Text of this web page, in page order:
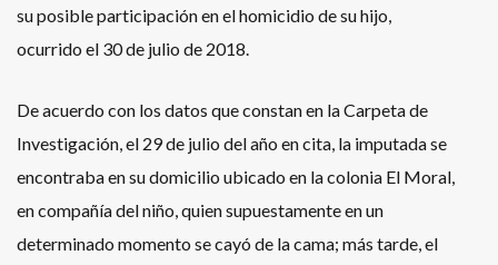
su posible participación en el homicidio de su hijo,
ocurrido el 30 de julio de 2018.
De acuerdo con los datos que constan en la Carpeta de
Investigación, el 29 de julio del año en cita, la imputada se
encontraba en su domicilio ubicado en la colonia El Moral,
en compañía del niño, quien supuestamente en un
determinado momento se cayó de la cama; más tarde, el